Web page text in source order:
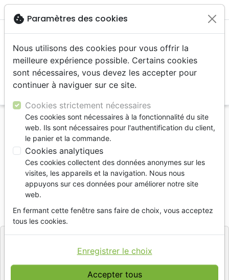
menu
Accueil Jeunesse
6 - 9 ans
Gustave et les mots qui font mal
Gustave et les mots qui font mal
Quand tu te fais harceler
Lowe Julie & Hox Joe
Référence EXL0616
9782755006162
EditeurExcelsis & Kerygma
cookie Paramètres des cookies
Nous utilisons des cookies pour vous offrir la
meilleure expérience possible. Certains cookies
sont nécessaires, vous devez les accepter pour
continuer à naviguer sur ce site.
Cookies strictement nécessaires
Ces cookies sont nécessaires à la fonctionnalité du site
web. Ils sont nécessaires pour l'authentification du client,
le panier et la commande.
Cookies analytiques
Ces cookies collectent des données anonymes sur les
visites, les appareils et la navigation. Nous nous
appuyons sur ces données pour améliorer notre site
web.
En fermant cette fenêtre sans faire de choix, vous acceptez
tous les cookies.
Accepter tous
Enregistrer le choix